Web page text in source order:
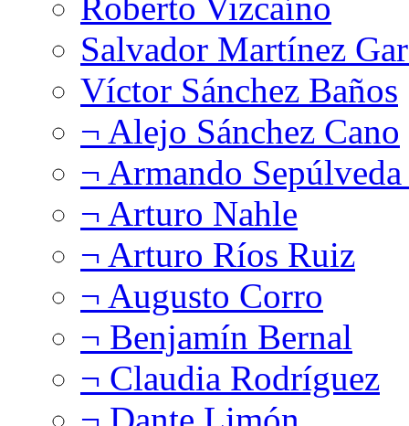
Salvador Martínez
Víctor Sánchez Baños
¬ Alejo Sánchez Cano
¬ Armando
¬ Arturo Nahle
¬ Arturo Ríos Ruiz
¬ Augusto Corro
¬ Benjamín Bernal
¬ Claudia Rodríguez